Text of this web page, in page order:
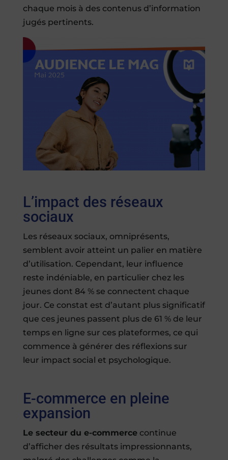
chaque mois à des contenus d’information
jugés pertinents.
L’impact des réseaux
sociaux
Les réseaux sociaux, omniprésents,
semblent avoir atteint un palier en matière
d’utilisation. Cependant, leur influence
reste indéniable, en particulier chez les
jeunes dont 84 % se connectent chaque
jour. Ce constat est d’autant plus significatif
que ces jeunes passent plus de 61 % de leur
temps en ligne sur ces plateformes, ce qui
commence à générer des réflexions sur
leur impact social et psychologique.
E-commerce en pleine
expansion
Le secteur du e-commercecontinue
d’afficher des résultats impressionnants,